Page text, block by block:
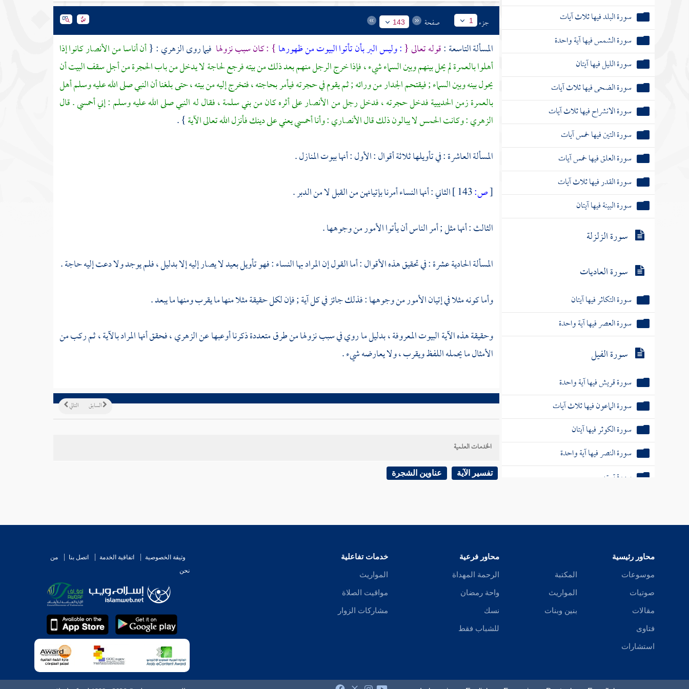
سورة الليل فيها آيتان
سورة الضحى فيها ثلاث آيات
سورة الانشراح فيها ثلاث آيات
سورة التين فيها خمس آيات
سورة العلق فيها خمس آيات
سورة القدر فيها ثلاث آيات
سورة البينة فيها آيتان
سورة الزلزلة
سورة العاديات
سورة التكاثر فيها آيتان
سورة العصر فيها آية واحدة
سورة الفيل
سورة قريش فيها آية واحدة
سورة الماعون فيها ثلاث آيات
سورة النصر فيها آية واحدة
سورة تبت
سورة الإخلاص
سورة الفلق والناس
جزء 1 صفحة 143
المسألة التاسعة :قوله تعالى {: وليس البر بأن تأتوا البيوت من ظهورها} : كان سبب نزولها فيما روىالزهري: {أن أناسا منالأنصاركانوا إذا
أهلوا بالعمرة لم يحل بينهم وبين السماء شيء ، فإذا خرج الرجل منهم بعد ذلك من بيته فرجع لحاجة لا يدخل من باب الحجرة من أجل سقف البيت أن
يحول بينه وبين السماء ; فيقتحم الجدار من ورائه ; ثم يقوم في حجرته فيأمر بحاجته ، فتخرج إليه من بيته ، حتى بلغنا أن النبي صلى الله عليه وسلم أهل
بالعمرة زمنالحديبيةفدخل حجرته ، فدخل رجل منالأنصارعلى أثره كان منبني سلمة، فقال له النبي صلى الله عليه وسلم : إني أحمسي . قال
الزهري: وكانت الحمس لا يبالون ذلك قال الأنصاري : وأنا أحمسي يعني على دينك فأنزل الله تعالى الآية} .
المسألة العاشرة : في تأويلها ثلاثة أقوال : الأول : أنها بيوت المنازل .
[ص:
الثاني : أنها النساء أمرنا بإتيانهن من القبل لا من الدبر .
الثالث : أنها مثل ; أمر الناس أن يأتوا الأمور من وجوهها .
المسألة الحادية عشرة : في تحقيق هذه الأقوال : أما القول إن المراد بها النساء : فهو تأويل بعيد لا يصار إليه إلا بدليل ، فلم يوجد ولا دعت إليه حاجة .
وأما كونه مثلا في إتيان الأمور من وجوهها : فذلك جائز في كل آية ; فإن لكل حقيقة مثلا منها ما يقرب ومنها ما يبعد .
وحقيقة هذه الآية البيوت المعروفة ، بدليل ما روي في سبب نزولها من طرق متعددة ذكرنا أوعبها عنالزهري، فحقق أنها المراد بالآية ، ثم ركب من
الأمثال ما يحمله اللفظ ويقرب ، ولا يعارضه شيء .
التالي السابق
الخدمات العلمية
تفسير الآية عناوين الشجرة
محاور رئيسية
موسوعات
صوتيات
مقالات
فتاوى
استشارات
المكتبة
المواريث
بنين وبنات
محاور فرعية
الرحمة المهداة
واحة رمضان
نسك
للشباب فقط
خدمات تفاعلية
المواريث
مواقيت الصلاة
مشاركات الزوار
وثيقة الخصوصية اتفاقية الخدمة اتصل بنا
من
نحن